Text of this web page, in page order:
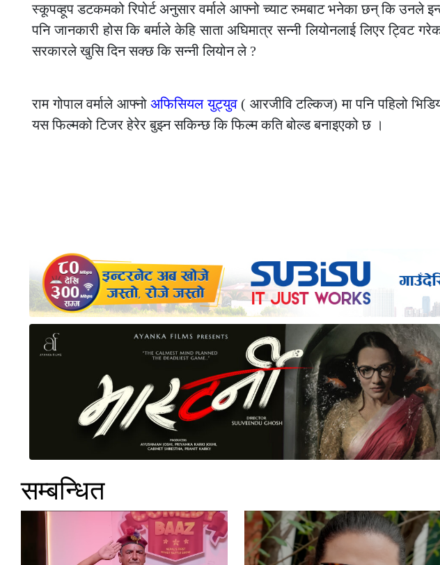
स्कूपव्हूप डटकमको रिपोर्ट अनुसार वर्माले आफ्नो च्याट रुमबाट भनेका छन् कि उनले
पनि जानकारी होस कि बर्माले केहि साता अघिमात्र सन्नी लियोनलाई लिएर ट्विट
सरकारले खुसि दिन सक्छ कि सन्नी लियोन ले ?
राम गोपाल वर्माले आफ्नो अफिसियल युट्युव( आरजीवि टल्किज) मा पनि पहिलो
यस फिल्मको टिजर हेरेर बुझ्न सकिन्छ कि फिल्म कति बोल्ड बनाइएको छ ।
सम्बन्धित